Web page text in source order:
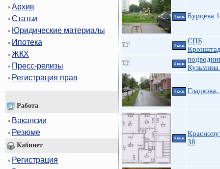
Архив
Статьи
Юридические материалы
Ипотека
ЖКХ
Пресс-релизы
Регистрация прав
Работа
Вакансии
Резюме
Кабинет
Регистрация
4 ккв. Бурцева
4 ккв.
СПБ
4 ккв.
Кузьмина
4 ккв.
4 ккв.
38